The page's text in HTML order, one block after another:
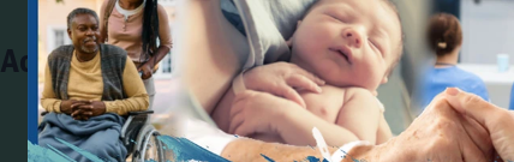
Accès aux origines